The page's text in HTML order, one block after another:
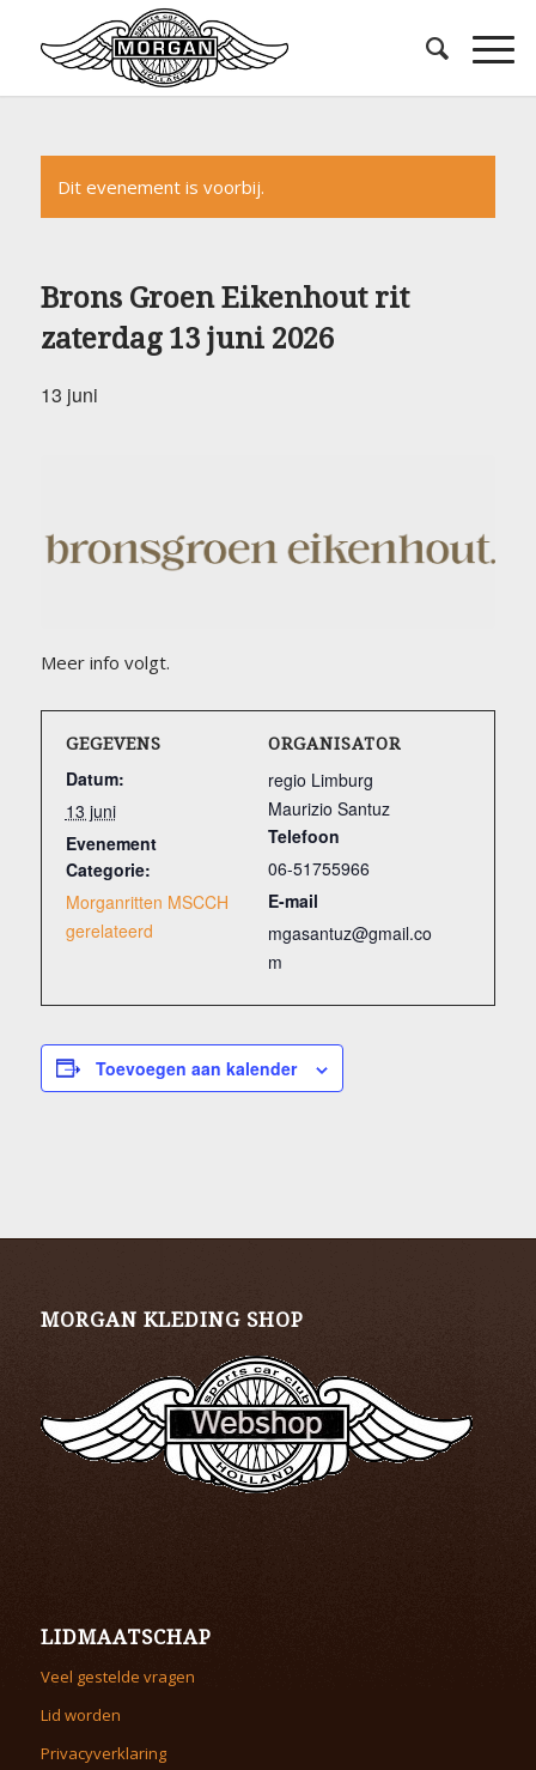
Dit evenement is voorbij.
Brons Groen Eikenhout rit
zaterdag 13 juni 2026
13 juni
Meer info volgt.
GEGEVENS
Datum:
13 juni
Evenement
Categorie:
Morganritten MSCCH
gerelateerd
ORGANISATOR
regio Limburg
Maurizio Santuz
Telefoon
06-51755966
E-mail
mgasantuz@gmail.co
m
Toevoegen aan kalender
MORGAN KLEDING SHOP
LIDMAATSCHAP
Veel gestelde vragen
Lid worden
Privacyverklaring